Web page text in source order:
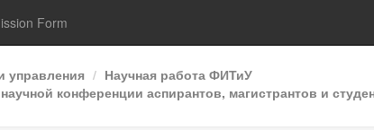
Form
управления
Научная работа ФИТиУ
конференции аспирантов, магистрантов и